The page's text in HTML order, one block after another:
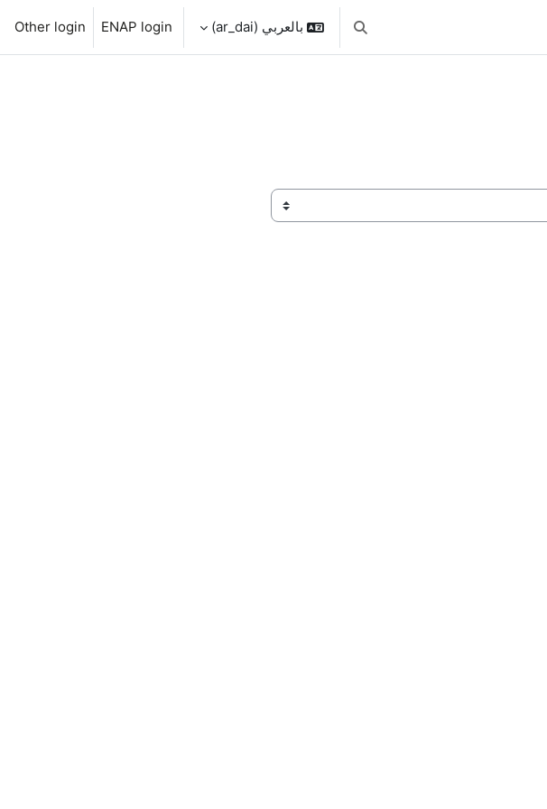
تبديل إدخال البحث
بالعربي ‎(ar_dai)‎ ENAP login
Other login